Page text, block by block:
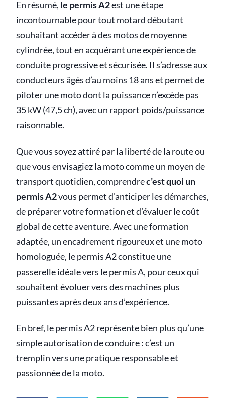
En résumé, le permis A2est une étape
incontournable pour tout motard débutant
souhaitant accéder à des motos de moyenne
cylindrée, tout en acquérant une expérience de
conduite progressive et sécurisée. Il s’adresse aux
conducteurs âgés d’au moins 18 ans et permet de
piloter une moto dont la puissance n’excède pas
35 kW (47,5 ch), avec un rapport poids/puissance
raisonnable.
Que vous soyez attiré par la liberté de la route ou
que vous envisagiez la moto comme un moyen de
transport quotidien, comprendrec’est quoi un
permis A2vous permet d’anticiper les démarches,
de préparer votre formation et d’évaluer le coût
global de cette aventure. Avec une formation
adaptée, un encadrement rigoureux et une moto
homologuée, le permis A2 constitue une
passerelle idéale vers le permis A, pour ceux qui
souhaitent évoluer vers des machines plus
puissantes après deux ans d’expérience.
En bref, le permis A2 représente bien plus qu’une
simple autorisation de conduire : c’est un
tremplin vers une pratique responsable et
passionnée de la moto.